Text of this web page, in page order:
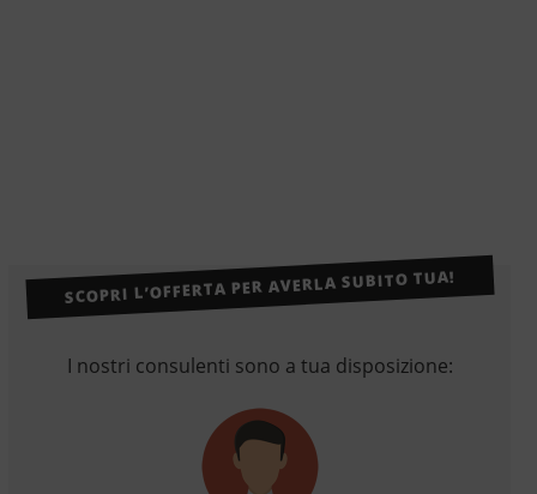
SCOPRI L’OFFERTA PER AVERLA SUBITO TUA!
I nostri consulenti sono a tua disposizione: